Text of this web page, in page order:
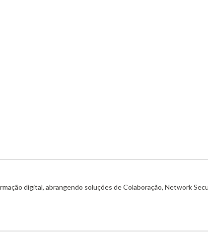
digital, abrangendo soluções de Colaboração, Network